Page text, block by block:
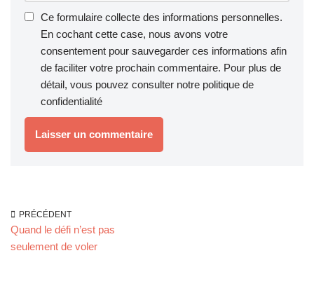
Ce formulaire collecte des informations personnelles.
En cochant cette case, nous avons votre
consentement pour sauvegarder ces informations afin
de faciliter votre prochain commentaire. Pour plus de
détail, vous pouvez consulter notre politique de
confidentialité
PRÉCÉDENT
Quand le défi n’est pas
seulement de voler